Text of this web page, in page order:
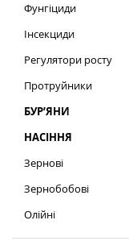
Фунгіциди
Інсекциди
Регулятори росту
Протруйники
БУР’ЯНИ
НАСІННЯ
Зернові
Зернобобові
Олійні